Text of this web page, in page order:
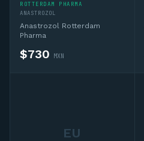
ROTTERDAM PHARMA
ANASTROZOL
Anastrozol Rotterdam
Pharma
$730 MXN
EU